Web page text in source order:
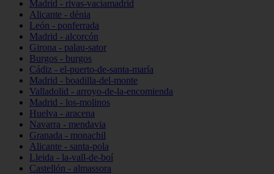
Madrid - rivas-vaciamadrid
Alicante - dénia
León - ponferrada
Madrid - alcorcón
Girona - palau-sator
Burgos - burgos
Cádiz - el-puerto-de-santa-maría
Madrid - boadilla-del-monte
Valladolid - arroyo-de-la-encomienda
Madrid - los-molinos
Huelva - aracena
Navarra - mendavia
Granada - monachil
Alicante - santa-pola
Lleida - la-vall-de-boí
Castellón - almassora